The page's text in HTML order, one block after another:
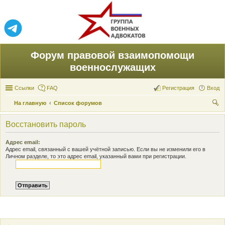
Форум правовой взаимопомощи
военнослужащих
Ссылки FAQ Вход
Регистрация
На главную
Список форумов
ои
Восстановить пароль
Адрес email:
Адрес email, связанный с вашей учётной записью. Если вы не изменили его в
Личном разделе, то это адрес email, указанный вами при регистрации.